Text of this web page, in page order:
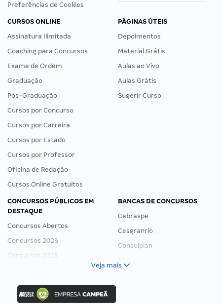
Preferências de Cookies
CURSOS ONLINE
Assinatura Ilimitada
Coaching para Concursos
Exame de Ordem
Graduação
Pós-Graduação
Cursos por Concurso
Cursos por Carreira
Cursos por Estado
Cursos por Professor
Oficina de Redação
Cursos Online Gratuitos
PÁGINAS ÚTEIS
Depoimentos
Material Grátis
Aulas ao Vivo
Aulas Grátis
Sugerir Curso
CONCURSOS PÚBLICOS EM
DESTAQUE
Concursos Abertos
Concursos 2026
Concursos 2025
Concurso Ibama
Concurso MPU
BANCAS DE CONCURSOS
Cebraspe
Cesgranrio
Consulplan
Veja mais